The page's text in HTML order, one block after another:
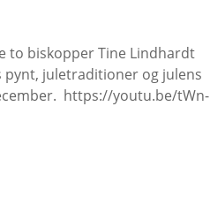
to biskopper Tine Lindhardt
juletraditioner og julens
https://youtu.be/tWn-